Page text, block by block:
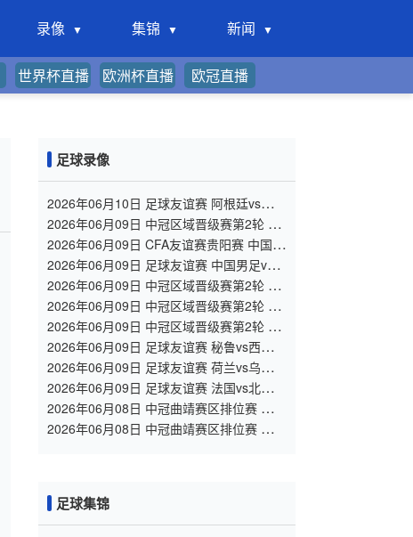
录像 集锦 新闻
世界杯直播 欧洲杯直播 欧冠直播
足球录像
2026年06月10日 足球友谊赛 阿根廷vs冰岛
全场录像
2026年06月09日 中冠区域晋级赛第2轮 重
庆瀚达 VS 云南爨合 全场录像
2026年06月09日 CFA友谊赛贵阳赛 中国男
足U23vs塔吉克斯坦U23 全场录像
2026年06月09日 足球友谊赛 中国男足vs泰
国 全场录像
2026年06月09日 中冠区域晋级赛第2轮 自
贡弘祥电碳 VS 四川叁壹捌重龙 全场录像
2026年06月09日 中冠区域晋级赛第2轮 广
州联增城澳体 VS 广州黄埔志诚 全场录像
2026年06月09日 中冠区域晋级赛第2轮 广
东晨星创尔特 VS 泰州早茶黑马 全场录像
2026年06月09日 足球友谊赛 秘鲁vs西班牙
全场录像
2026年06月09日 足球友谊赛 荷兰vs乌兹别
克斯坦 全场录像
2026年06月09日 足球友谊赛 法国vs北爱尔
兰 全场录像
2026年06月08日 中冠曲靖赛区排位赛 云南
青丘 VS 广州悦高 全场录像
2026年06月08日 中冠曲靖赛区排位赛 重庆
足球集锦